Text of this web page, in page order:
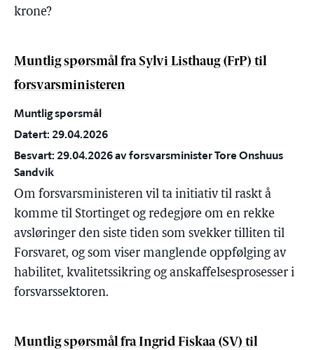
krone?
Muntlig spørsmål fra Sylvi Listhaug (FrP) til
forsvarsministeren
Muntlig spørsmål
Datert: 29.04.2026
Besvart: 29.04.2026 av forsvarsminister Tore Onshuus
Sandvik
Om forsvarsministeren vil ta initiativ til raskt å
komme til Stortinget og redegjøre om en rekke
avsløringer den siste tiden som svekker tilliten til
Forsvaret, og som viser manglende oppfølging av
habilitet, kvalitetssikring og anskaffelsesprosesser i
forsvarssektoren.
Muntlig spørsmål fra Ingrid Fiskaa (SV) til